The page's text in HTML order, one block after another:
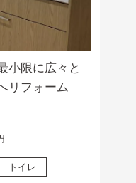
小限に広々と
リフォーム
トイレ